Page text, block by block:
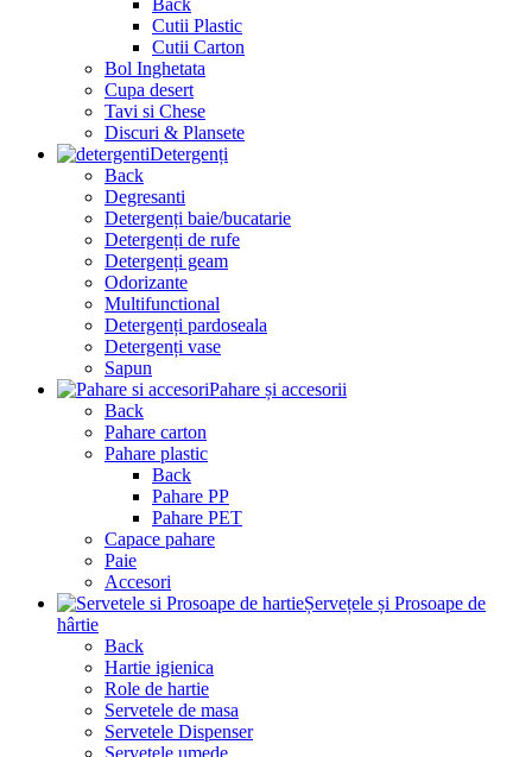
Back
Cutii Plastic
Cutii Carton
Bol Inghetata
Cupa desert
Tavi si Chese
Discuri & Plansete
Detergenți
Back
Degresanti
Detergenți baie/bucatarie
Detergenți de rufe
Detergenți geam
Odorizante
Multifunctional
Detergenți pardoseala
Detergenți vase
Sapun
Pahare și accesorii
Back
Pahare carton
Pahare plastic
Back
Pahare PP
Pahare PET
Capace pahare
Paie
Accesori
Șervețele și Prosoape de
hârtie
Back
Hartie igienica
Role de hartie
Servetele de masa
Servetele Dispenser
Servetele umede